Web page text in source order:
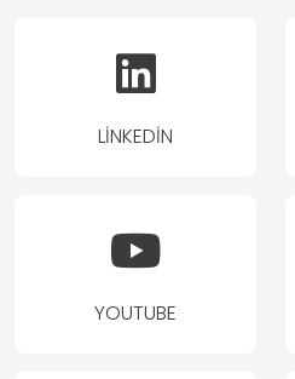
LINKEDIN
YOUTUBE